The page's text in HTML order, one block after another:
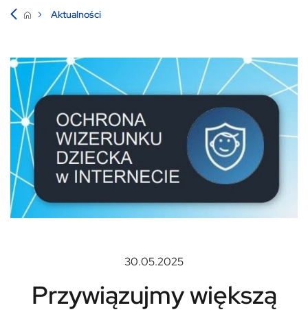
Aktualności
30.05.2025
Przywiązujmy większą